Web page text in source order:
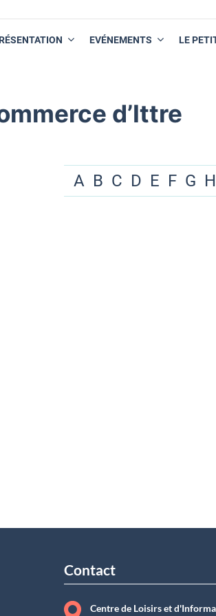
EVÉNEMENTS LE
d’Ittre
A B C D E F G H
Contact
Centre de Loisirs et